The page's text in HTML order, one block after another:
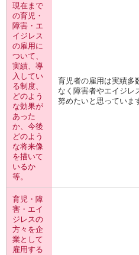
現在まで
の育児・
障害・エ
イジレス
の雇用に
ついて、
実績、導
入してい
る制度、
どのよう
な効果が
あった
か、今後
どのよう
な将来像
を描いて
いるか
等。
育児者の雇用は実績多
なく障害者やエイジレ
努めたいと思っていま
育児・障
害・エイ
ジレスの
方々を企
業として
雇用する